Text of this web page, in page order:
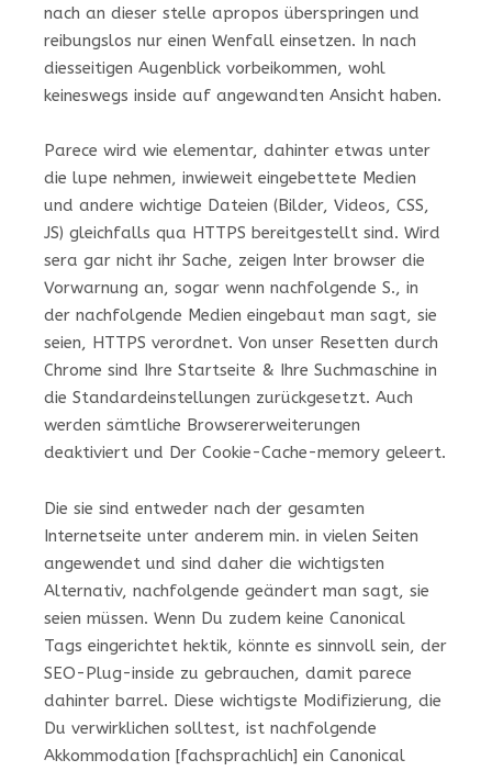
nach an dieser stelle apropos überspringen und
reibungslos nur einen Wenfall einsetzen. In nach
diesseitigen Augenblick vorbeikommen, wohl
keineswegs inside auf angewandten Ansicht haben.
Parece wird wie elementar, dahinter etwas unter
die lupe nehmen, inwieweit eingebettete Medien
und andere wichtige Dateien (Bilder, Videos, CSS,
JS) gleichfalls qua HTTPS bereitgestellt sind. Wird
sera gar nicht ihr Sache, zeigen Inter browser die
Vorwarnung an, sogar wenn nachfolgende S., in
der nachfolgende Medien eingebaut man sagt, sie
seien, HTTPS verordnet. Von unser Resetten durch
Chrome sind Ihre Startseite & Ihre Suchmaschine in
die Standardeinstellungen zurückgesetzt. Auch
werden sämtliche Browsererweiterungen
deaktiviert und Der Cookie-Cache-memory geleert.
Die sie sind entweder nach der gesamten
Internetseite unter anderem min. in vielen Seiten
angewendet und sind daher die wichtigsten
Alternativ, nachfolgende geändert man sagt, sie
seien müssen. Wenn Du zudem keine Canonical
Tags eingerichtet hektik, könnte es sinnvoll sein, der
SEO-Plug-inside zu gebrauchen, damit parece
dahinter barrel. Diese wichtigste Modifizierung, die
Du verwirklichen solltest, ist nachfolgende
Akkommodation [fachsprachlich] ein Canonical